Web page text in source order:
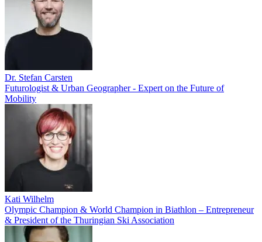
Dr. Stefan Carsten
Futurologist & Urban Geographer - Expert on the Future of
Mobility
Kati Wilhelm
Olympic Champion & World Champion in Biathlon – Entrepreneur
& President of the Thuringian Ski Association